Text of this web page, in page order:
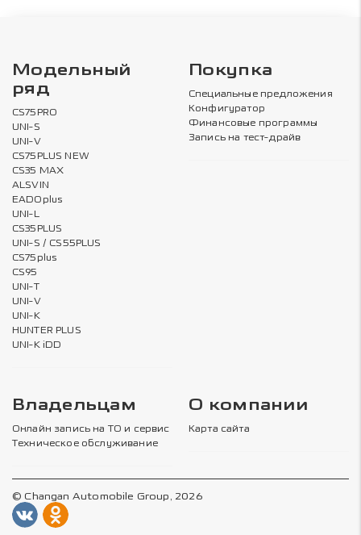
Модельный
ряд
CS75PRO
UNI-S
UNI-V
CS75PLUS NEW
CS35 MAX
ALSVIN
EADOplus
UNI-L
CS35PLUS
UNI-S / CS55PLUS
CS75plus
CS95
UNI-T
UNI-V
UNI-K
HUNTER PLUS
UNI-K iDD
Покупка
Специальные предложения
Конфигуратор
Финансовые программы
Запись на тест-драйв
Владельцам
Онлайн запись на ТО и сервис
Техническое обслуживание
О компании
Карта сайта
© Changan Automobile Group, 2026